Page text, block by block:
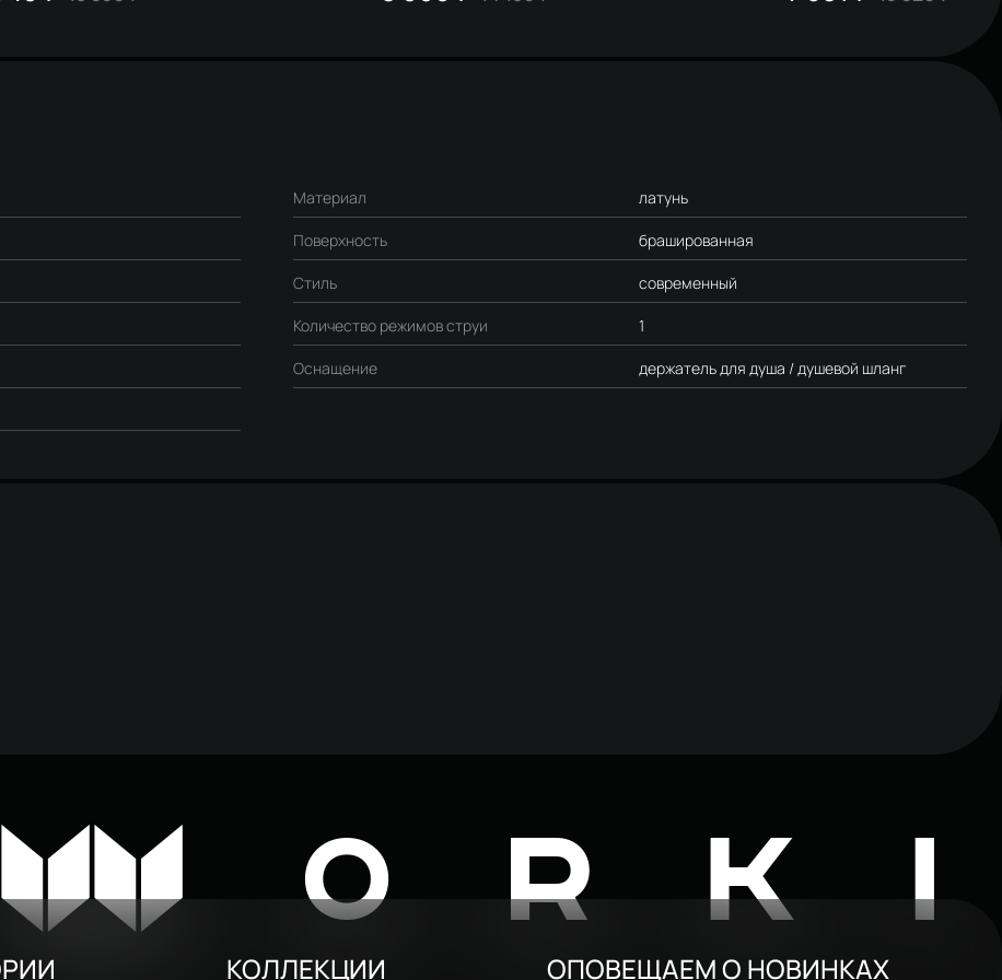
Материал латунь
Поверхность брашированная
Стиль современный
Количество режимов струи 1
Оснащение держатель для душа / душевой шланг
W
КОЛЛЕКЦИИ ОПОВЕЩАЕМ О НОВИНКАХ